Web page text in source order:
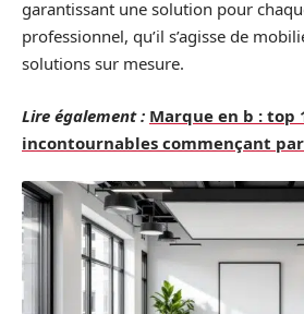
garantissant une solution pour
professionnel, qu’il s’agisse de
solutions sur mesure.
Lire également : Marque en b : top
incontournables commençant